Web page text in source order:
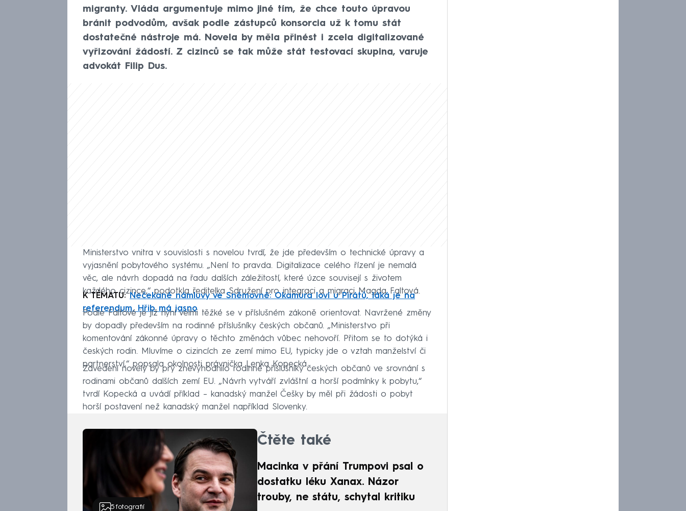
migranty. Vláda argumentuje mimo jiné tím, že chce touto úpravou
bránit podvodům, avšak podle zástupců konsorcia už k tomu stát
dostatečné nástroje má. Novela by měla přinést i zcela digitalizované
vyřizování žádostí. Z cizinců se tak může stát testovací skupina, varuje
advokát Filip Dus.
Ministerstvo vnitra v souvislosti s novelou tvrdí, že jde především o technické úpravy a
vyjasnění pobytového systému. „Není to pravda. Digitalizace celého řízení je nemalá
věc, ale návrh dopadá na řadu dalších záležitostí, které úzce souvisejí s životem
každého cizince,“ podotkla ředitelka Sdružení pro integraci a migraci Magda Faltová.
K TÉMATU:Nečekané námluvy ve Sněmovně: Okamura loví u Pirátů, láká je na
referendum. Hřib má jasno
Podle Faltové je již nyní velmi těžké se v příslušném zákoně orientovat. Navržené změny
by dopadly především na rodinné příslušníky českých občanů. „Ministerstvo při
komentování zákonné úpravy o těchto změnách vůbec nehovoří. Přitom se to dotýká i
českých rodin. Mluvíme o cizincích ze zemí mimo EU, typicky jde o vztah manželství či
partnerství,“ popsala okolnosti právnička Lenka Kopecká.
Zavedení novely by prý znevýhodnilo rodinné příslušníky českých občanů ve srovnání s
rodinami občanů dalších zemí EU. „Návrh vytváří zvláštní a horší podmínky k pobytu,“
tvrdí Kopecká a uvádí příklad – kanadský manžel Češky by měl při žádosti o pobyt
horší postavení než kanadský manžel například Slovenky.
5fotografií
Čtěte také
Macinka v přání Trumpovi psal o
dostatku léku Xanax. Názor
trouby, ne státu, schytal kritiku